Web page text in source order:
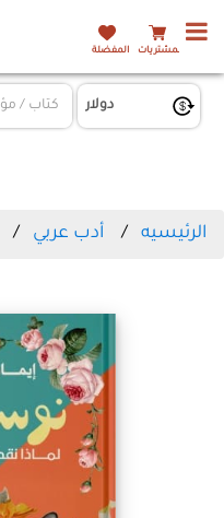
المشتريات المفضلة
الرئيسيه أدب عربي